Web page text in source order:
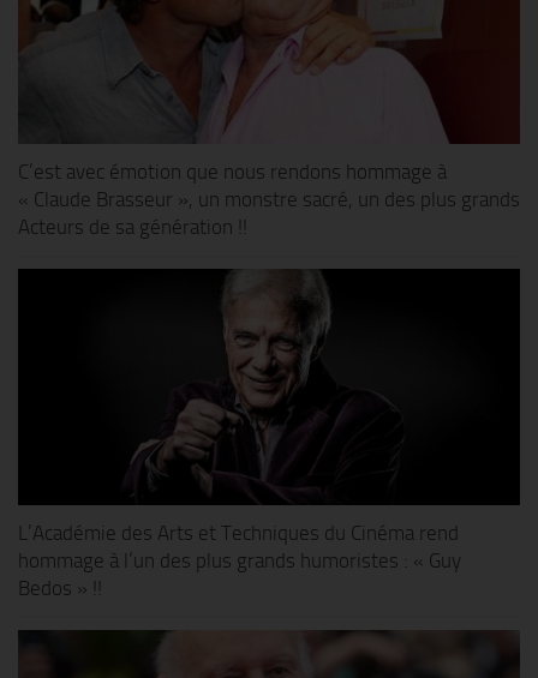
C’est avec émotion que nous rendons hommage à
« Claude Brasseur », un monstre sacré, un des plus grands
Acteurs de sa génération !!
L’Académie des Arts et Techniques du Cinéma rend
hommage à l’un des plus grands humoristes : « Guy
Bedos » !!